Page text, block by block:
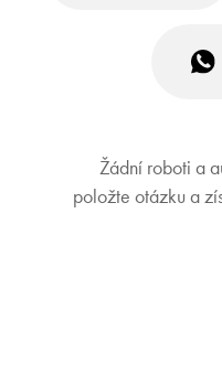
Žádní roboti a
položte otázku a